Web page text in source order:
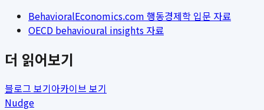
BehavioralEconomics.com 행동경제학 입문 자료
OECD behavioural insights 자료
더 읽어보기
블로그 보기아카이브 보기
Nudge